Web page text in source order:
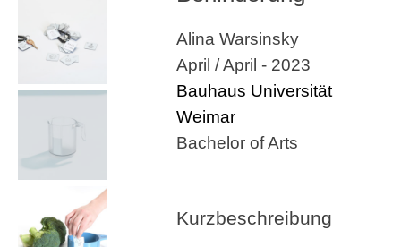
Alina Warsinsky
April / April - 2023
Bauhaus Universität
Weimar
Bachelor of Arts
Kurzbeschreibung